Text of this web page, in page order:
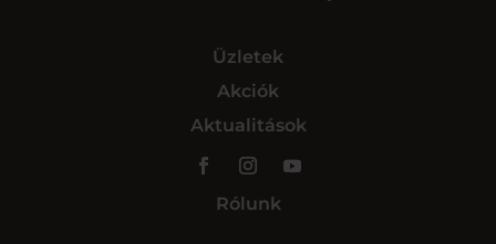
Üzletek
Akciók
Aktualitások
Rólunk